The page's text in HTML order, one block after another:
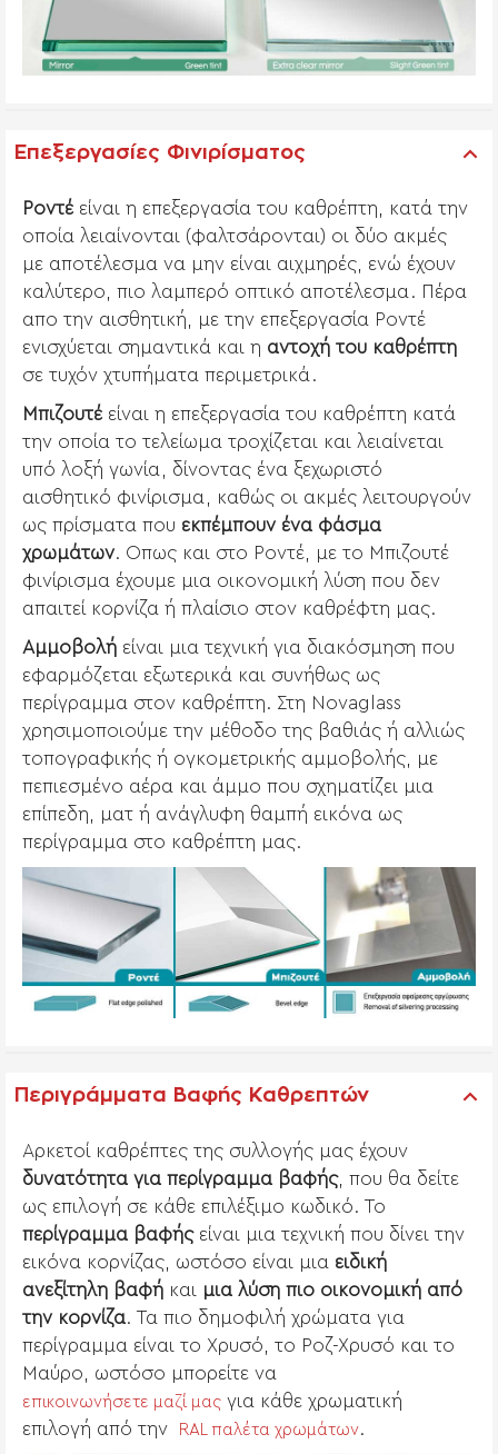
Επεξεργασίες Φινιρίσματος
Ροντέ είναι η επεξεργασία του καθρέπτη, κατά την
οποία λειαίνονται (φαλτσάρονται) οι δύο ακμές
με αποτέλεσμα να μην είναι αιχμηρές, ενώ έχουν
καλύτερο, πιο λαμπερό οπτικό αποτέλεσμα. Πέρα
απο την αισθητική, με την επεξεργασία Ροντέ
ενισχύεται σημαντικά και η αντοχή του καθρέπτη
σε τυχόν χτυπήματα περιμετρικά.
Μπιζουτέ είναι η επεξεργασία του καθρέπτη κατά
την οποία το τελείωμα τροχίζεται και λειαίνεται
υπό λοξή γωνία, δίνοντας ένα ξεχωριστό
αισθητικό φινίρισμα, καθώς οι ακμές λειτουργούν
ως πρίσματα που εκπέμπουν ένα φάσμα
χρωμάτων. Οπως και στο Ροντέ, με το Μπιζουτέ
φινίρισμα έχουμε μια οικονομική λύση που δεν
απαιτεί κορνίζα ή πλαίσιο στον καθρέφτη μας.
Αμμοβολή είναι μια τεχνική για διακόσμηση που
εφαρμόζεται εξωτερικά και συνήθως ως
περίγραμμα στον καθρέπτη. Στη Novaglass
χρησιμοποιούμε την μέθοδο της βαθιάς ή αλλιώς
τοπογραφικής ή ογκομετρικής αμμοβολής, με
πεπιεσμένο αέρα και άμμο που σχηματίζει μια
επίπεδη, ματ ή ανάγλυφη θαμπή εικόνα ως
περίγραμμα στο καθρέπτη μας.
Περιγράμματα Βαφής Καθρεπτών
Αρκετοί καθρέπτες της συλλογής μας έχουν
δυνατότητα για περίγραμμα βαφής, που θα δείτε
ως επιλογή σε κάθε επιλέξιμο κωδικό. Το
περίγραμμα βαφήςείναι μια τεχνική που δίνει την
εικόνα κορνίζας, ωστόσο είναι μια ειδική
ανεξίτηλη βαφή και μια λύση πιο οικονομική από
την κορνίζα. Τα πιο δημοφιλή χρώματα για
περίγραμμα είναι το Χρυσό, το Ροζ-Χρυσό και το
Μαύρο, ωστόσο μπορείτε να
επικοινωνήσετε μαζί μας για κάθε χρωματική
επιλογή από την
RAL παλέτα χρωμάτων.